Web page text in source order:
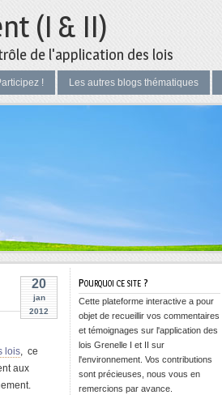
(I & II)
de l'application des lois
! Les autres blogs thématiques
20
jan
2012
lois, ce
aux
Pourquoi ce site ?
Cette plateforme interactive a pour
objet de recueillir vos commentaires
et témoignages sur l'application des
lois Grenelle I et II sur
l'environnement. Vos contributions
sont précieuses, nous vous en
remercions par avance.